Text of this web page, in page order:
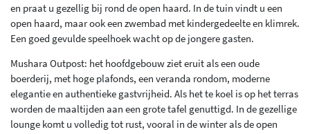
en praat u gezellig bij rond de open haard. In de tuin vindt u een
open haard, maar ook een zwembad met kindergedeelte en klimrek.
Een goed gevulde speelhoek wacht op de jongere gasten.
Mushara Outpost: het hoofdgebouw ziet eruit als een oude
boerderij, met hoge plafonds, een veranda rondom, moderne
elegantie en authentieke gastvrijheid. Als het te koel is op het terras
worden de maaltijden aan een grote tafel genuttigd. In de gezellige
lounge komt u volledig tot rust, vooral in de winter als de open